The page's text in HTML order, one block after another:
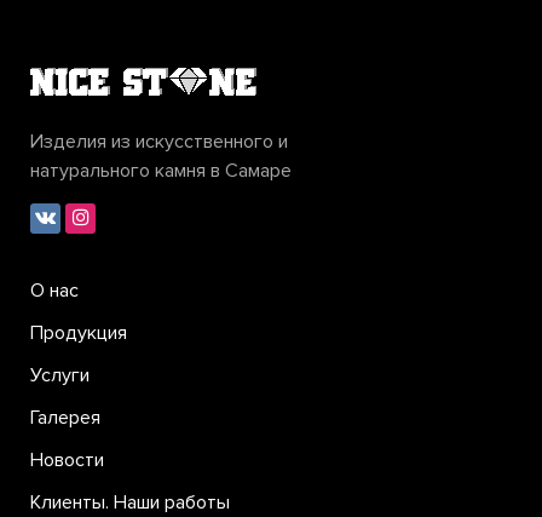
Изделия из искусственного и
натурального камня в Самаре
О нас
Продукция
Услуги
Галерея
Новости
Клиенты. Наши работы